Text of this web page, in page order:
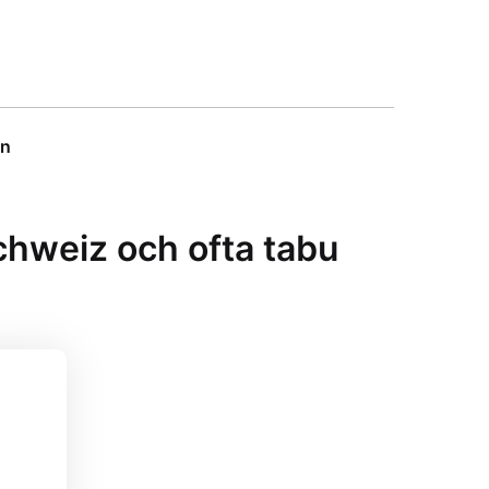
och ofta tabu